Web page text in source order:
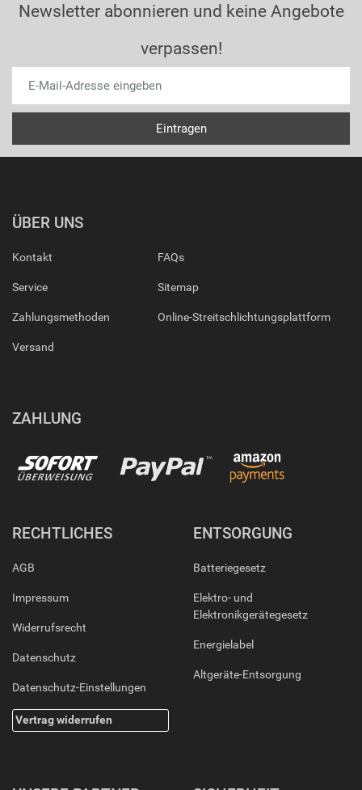
Newsletter abonnieren und keine Angebote
verpassen!
ÜBER UNS
Kontakt
Service
Zahlungsmethoden
Versand
FAQs
Sitemap
Online-Streitschlichtungsplattform
ZAHLUNG
RECHTLICHES
AGB
Impressum
Widerrufsrecht
Datenschutz
Datenschutz-Einstellungen
Vertrag widerrufen
ENTSORGUNG
Batteriegesetz
Elektro- und
Elektronikgerätegesetz
Energielabel
Altgeräte-Entsorgung